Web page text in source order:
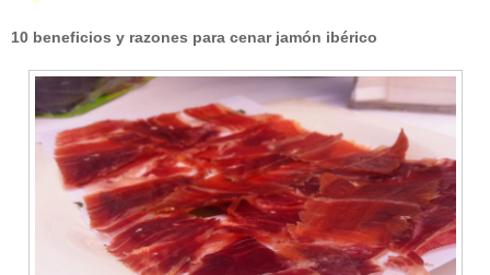
10 beneficios y razones para cenar jamón ibérico